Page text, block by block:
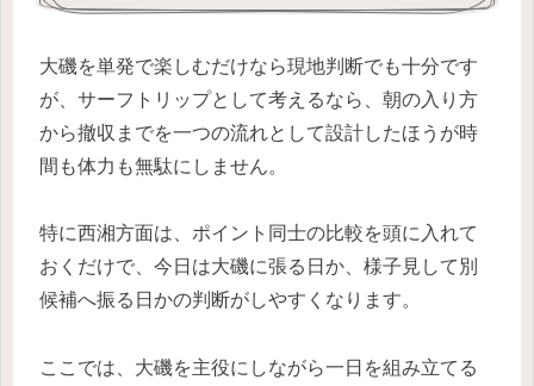
大磯を単発で楽しむだけなら現地判断でも十分です
が、サーフトリップとして考えるなら、朝の入り方
から撤収までを一つの流れとして設計したほうが時
間も体力も無駄にしません。
特に西湘方面は、ポイント同士の比較を頭に入れて
おくだけで、今日は大磯に張る日か、様子見して別
候補へ振る日かの判断がしやすくなります。
ここでは、大磯を主役にしながら一日を組み立てる